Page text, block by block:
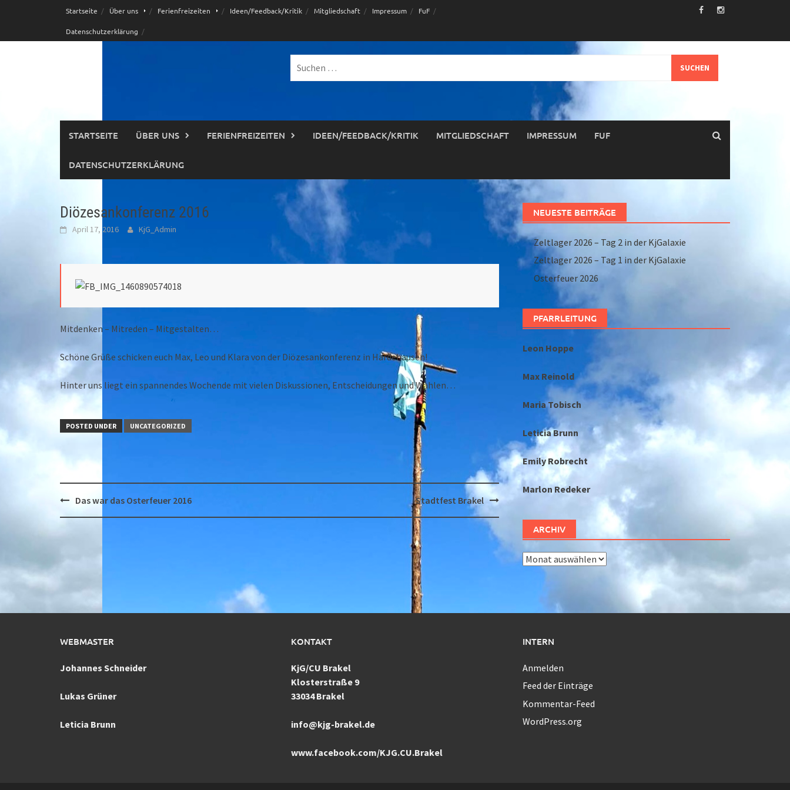
Startseite Über uns Ferienfreizeiten Ideen/Feedback/Kritik Mitgliedschaft Impressum FuF
Datenschutzerklärung
nach:
STARTSEITE ÜBER UNS FERIENFREIZEITEN IDEEN/FEEDBACK/KRITIK MITGLIEDSCHAFT IMPRESSUM FUF
DATENSCHUTZERKLÄRUNG
Diözesankonferenz 2016
April 17, 2016 KjG_Admin
Mitdenken – Mitreden – Mitgestalten…
Schöne Grüße schicken euch Max, Leo und Klara von der Diözesankonferenz in Hardehausen!
Hinter uns liegt ein spannendes Wochende mit vielen Diskussionen, Entscheidungen und Wahlen…
POSTED UNDER UNCATEGORIZED
Post
navigation
Das war das Osterfeuer 2016 Stadtfest Brakel
NEUESTE BEITRÄGE
Zeltlager 2026 – Tag 2 in der KjGalaxie
Zeltlager 2026 – Tag 1 in der KjGalaxie
Osterfeuer 2026
PFARRLEITUNG
Leon Hoppe
Max Reinold
Maria Tobisch
Leticia Brunn
Emily Robrecht
Marlon Redeker
ARCHIV
Archiv
WEBMASTER
Johannes Schneider
Lukas Grüner
Leticia Brunn
KONTAKT
KjG/CU Brakel
Klosterstraße 9
33034 Brakel
info@kjg-brakel.de
www.facebook.com/KJG.CU.Brakel
INTERN
Anmelden
Feed der Einträge
Kommentar-Feed
WordPress.org